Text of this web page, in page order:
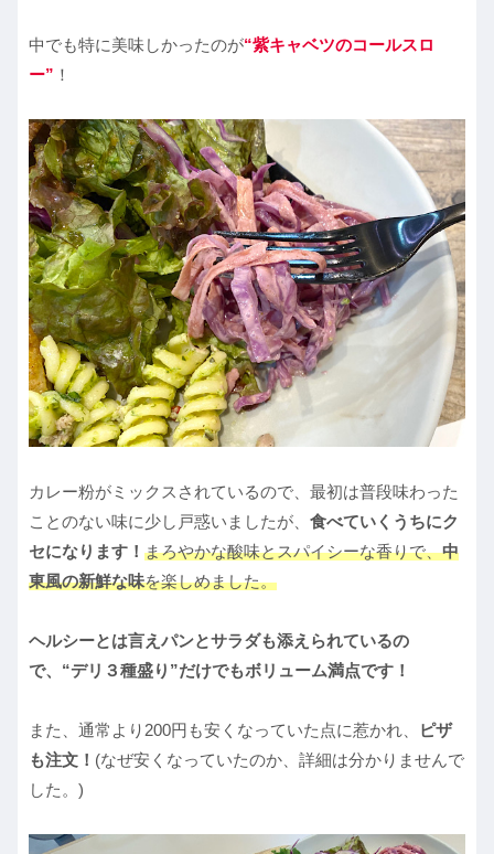
中でも特に美味しかったのが“紫キャベツのコールスロ
ー” ！
カレー粉がミックスされているので、最初は普段味わった
ことのない味に少し戸惑いましたが、 食べていくうちにク
セになります！ まろやかな酸味とスパイシーな香りで、中
東風の新鮮な味を楽しめました。
ヘルシーとは言えパンとサラダも添えられているの
で、“デリ３種盛り”だけでもボリューム満点です！
また、通常より200円も安くなっていた点に惹かれ、
ピザ
も注文！ (なぜ安くなっていたのか、詳細は分かりませんで
した。)